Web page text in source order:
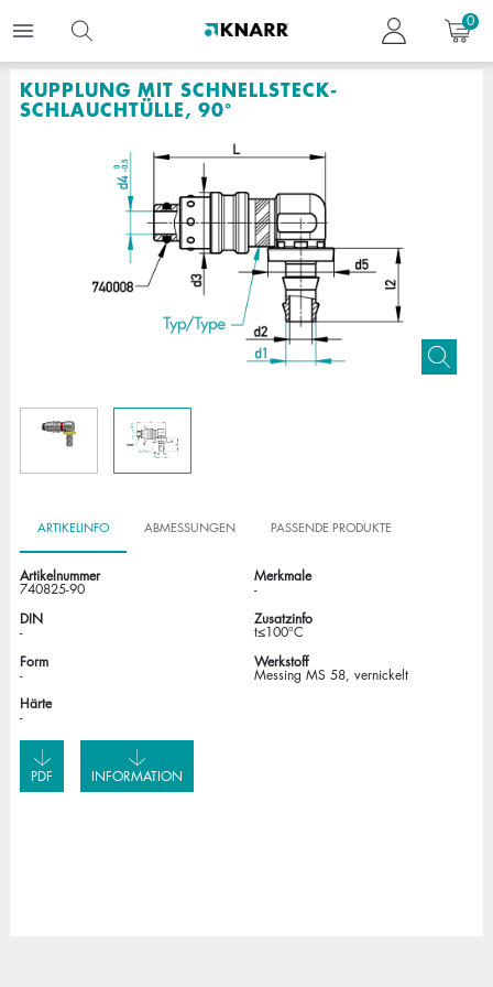
0
ARTIKELINFO ABMESSUNGEN PASSENDE PRODUKTE
KUPPLUNG MIT SCHNELLSTECK-
SCHLAUCHTÜLLE, 90°
Artikelnummer
740825-90
Merkmale
-
DIN
-
Zusatzinfo
t≤100°C
Form
-
Werkstoff
Messing MS 58, vernickelt
Härte
-
PDF INFORMATION